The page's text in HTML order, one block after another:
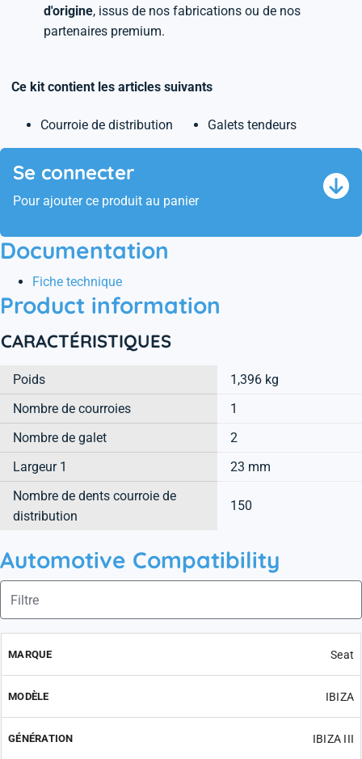
d'origine, issus de nos fabrications ou de nos
partenaires premium.
Ce kit contient les articles suivants
Courroie de distribution Galets tendeurs
Se connecter
Pour ajouter ce produit au panier
Documentation
Fiche technique
Product information
CARACTÉRISTIQUES
Poids
1,396 kg
Nombre de courroies
1
Nombre de galet
2
Largeur 1
23 mm
Nombre de dents courroie de
distribution
150
Automotive Compatibility
Seat
IBIZA
IBIZA III